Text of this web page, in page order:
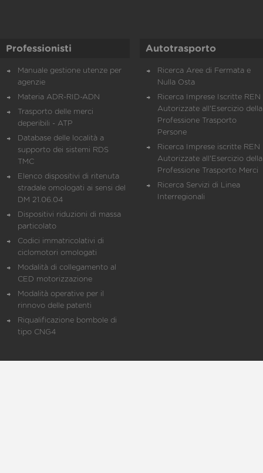
Professionisti
Manuale gestione utenze per
agenzie
Materia ADR-RID-ADN
Trasporto delle merci
deperibili - ATP
Database delle località a
supporto dei sistemi RDS
TMC
Elenco dispositivi di ritenuta
stradale omologati ai sensi del
DM 21.06.04
Dispositivi riduzioni di massa
particolato
Codici immatricolativi di
ciclomotori omologati
Modalità di collegamento al
CED motorizzazione
Modalità operative per il
rinnovo delle patenti
Riqualificazione bombole di
tipo CNG4
Autotrasporto
Ricerca Aree di Fermata e
Nulla Osta
Ricerca Imprese Iscritte REN
Autorizzate all'Esercizio della
Professione Trasporto
Persone
Ricerca Imprese iscritte REN
Autorizzate all'Esercizio della
Professione Trasporto Merci
Ricerca Servizi di Linea
Interregionali